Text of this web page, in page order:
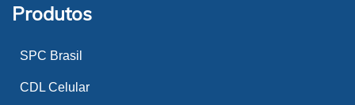
Produtos
SPC Brasil
CDL Celular